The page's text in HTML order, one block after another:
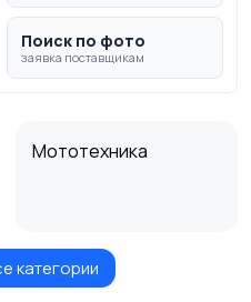
Поиск по фото
заявка поставщикам
Мототехника
Автобусы и грузовики
категории